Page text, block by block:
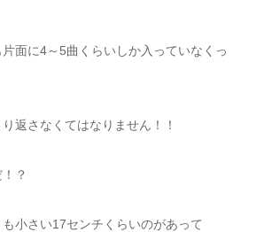
面に4～5曲くらいしか入っていなくっ
返さなくてはなりません！！
？
小さい17センチくらいのがあって